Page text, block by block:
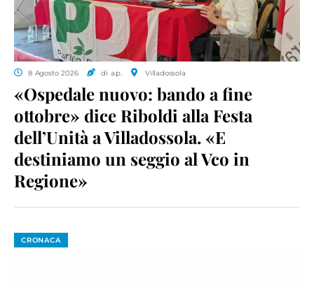
8 Agosto 2026 di a.p. Villadossola
«Ospedale nuovo: bando a fine
ottobre» dice Riboldi alla Festa
dell’Unità a Villadossola. «E
destiniamo un seggio al Vco in
Regione»
CRONACA